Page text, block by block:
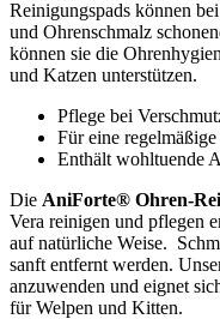
Reinigungspads können
und Ohrenschmalz
können sie die
und Katzen unterstützen.
Pflege bei
Für eine
Enthält wohltuende
Die AniForte® Ohren-
Vera reinigen und pflegen
auf natürliche Weise.
sanft entfernt werden.
anzuwenden und eignet
für Welpen und Kitten.